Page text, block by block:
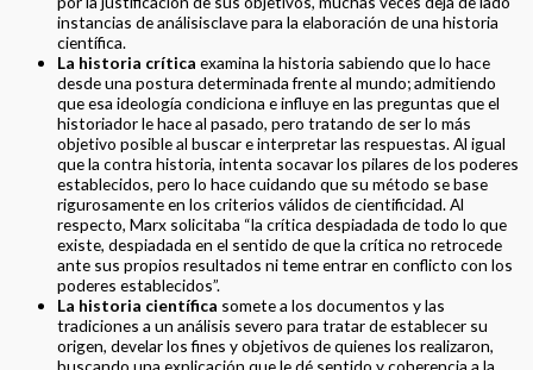
instancias de análisisclave para la elaboración de una historia
científica.
La historia crítica examina la historia sabiendo que lo hace
desde una postura determinada frente al mundo; admitiendo
que esa ideología condiciona e influye en las preguntas que el
historiador le hace al pasado, pero tratando de ser lo más
objetivo posible al buscar e interpretar las respuestas. Al igual
que la contra historia, intenta socavar los pilares de los poderes
establecidos, pero lo hace cuidando que su método se base
rigurosamente en los criterios válidos de cientificidad. Al
respecto, Marx solicitaba “la crítica despiadada de todo lo que
existe, despiadada en el sentido de que la crítica no retrocede
ante sus propios resultados ni teme entrar en conflicto con los
poderes establecidos”.
La historia científica somete a los documentos y las
tradiciones a un análisis severo para tratar de establecer su
origen, develar los fines y objetivos de quienes los realizaron,
buscando una explicación que le dé sentido y coherencia a la